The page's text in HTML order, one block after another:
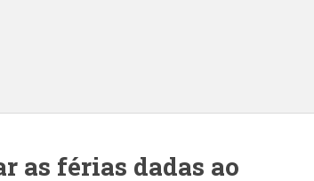
as férias dadas ao